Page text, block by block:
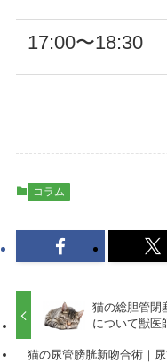
17:00〜18:30
コラム
猫の総胆管閉
について獣医
猫の尿管膀胱新吻合術｜